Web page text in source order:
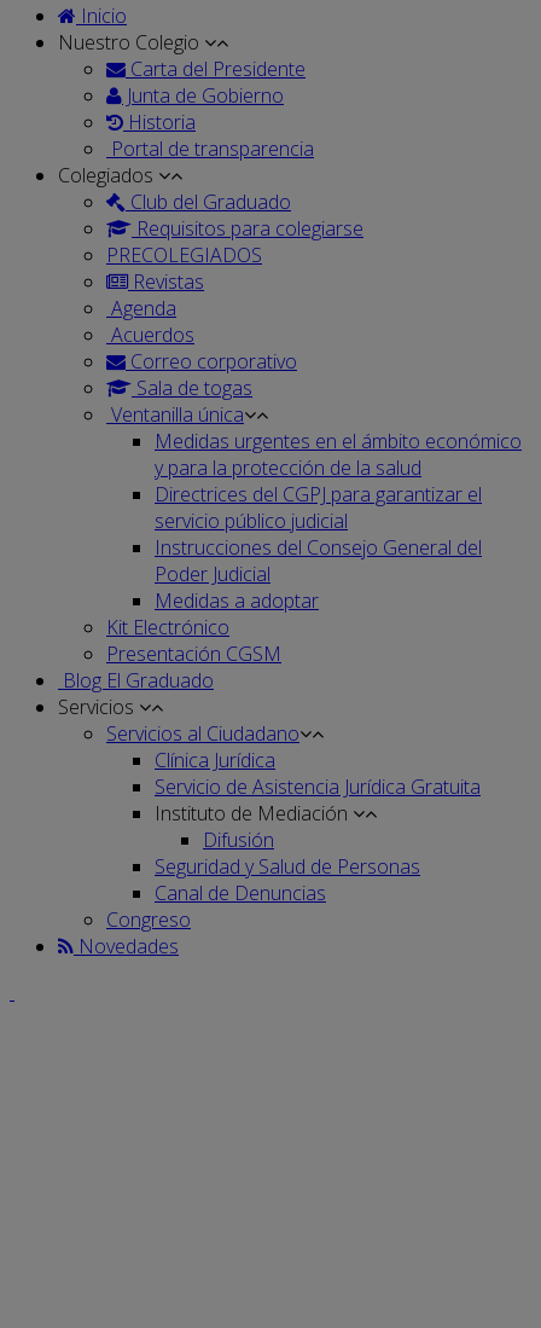
Inicio
Nuestro Colegio
Carta del Presidente
Junta de Gobierno
Historia
Portal de transparencia
Colegiados
Club del Graduado
Requisitos para colegiarse
PRECOLEGIADOS
Revistas
Agenda
Acuerdos
Correo corporativo
Sala de togas
Ventanilla única
Medidas urgentes en el ámbito económico
y para la protección de la salud
Directrices del CGPJ para garantizar el
servicio público judicial
Instrucciones del Consejo General del
Poder Judicial
Medidas a adoptar
Kit Electrónico
Presentación CGSM
Blog El Graduado
Servicios
Servicios al Ciudadano
Clínica Jurídica
Servicio de Asistencia Jurídica Gratuita
Instituto de Mediación
Difusión
Seguridad y Salud de Personas
Canal de Denuncias
Congreso
Novedades